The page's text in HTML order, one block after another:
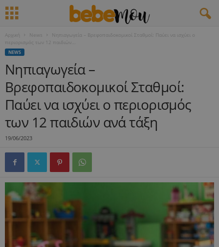
Αρχική News
Νηπιαγωγεία – Βρεφοπαιδοκομικοί Σταθμοί: Παύει να ισχύει ο
περιορισμός των 12 παιδιών...
NEWS
Νηπιαγωγεία –
Βρεφοπαιδοκομικοί Σταθμοί:
Παύει να ισχύει ο περιορισμός
των 12 παιδιών ανά τάξη
19/06/2023